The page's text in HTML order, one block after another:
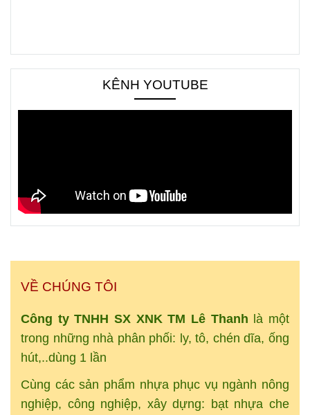
KÊNH YOUTUBE
VỀ CHÚNG TÔI
Công ty TNHH SX XNKTM Lê Thanh là một
trong những nhà phân phối: ly, tô, chén dĩa, ống
hút,..dùng 1 lần
Cùng các sản phẩm nhựa phục vụ ngành nông
nghiệp, công nghiệp, xây dựng: bạt nhựa che